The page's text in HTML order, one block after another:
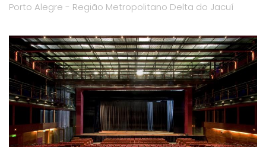
Porto Alegre - Região Metropolitano Delta do Jacuí